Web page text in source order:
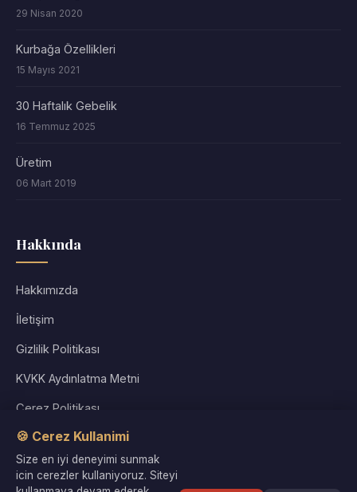
29 Nisan 2020
Kurbağa Özellikleri
15 Mayıs 2021
30 Haftalık Gebelik
16 Temmuz 2025
Üretim
06 Mart 2019
Hakkında
Hakkımızda
İletişim
Gizlilik Politikası
KVKK Aydınlatma Metni
Çerez Politikası
Kullanım Koşulları
Site Haritası
🍪 Cerez Kullanimi
Size en iyi deneyimi sunmak
icin cerezler kullaniyoruz. Siteyi